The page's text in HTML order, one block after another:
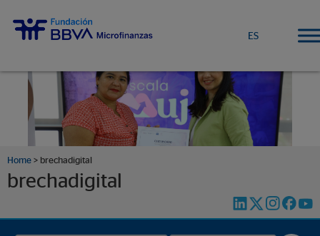
ES
Home > brechadigital
brechadigital